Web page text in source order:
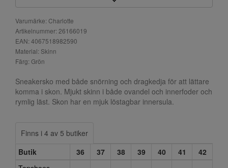
Varumärke: Charlotte
Artikelnummer: 26166019
EAN: 4067518982590
Material: Skinn
Färg: Grön
Sneakersko med både snörning och dragkedja för att lättare
komma i skon. Mjukt skinn i både ovandel och innerfoder och
rymlig läst. Skon har en mjuk löstagbar innersula.
Finns i 4 av 5 butiker
Butik
36 37 38 39 40 41
42